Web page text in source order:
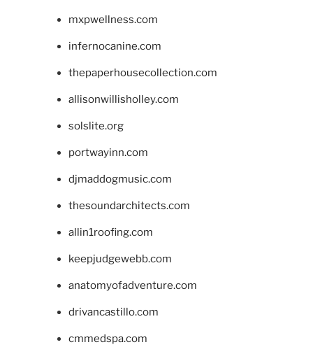
mxpwellness.com
infernocanine.com
thepaperhousecollection.com
allisonwillisholley.com
solslite.org
portwayinn.com
djmaddogmusic.com
thesoundarchitects.com
allin1roofing.com
keepjudgewebb.com
anatomyofadventure.com
drivancastillo.com
cmmedspa.com